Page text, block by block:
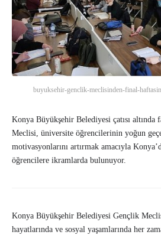
buyuksehir-genclik-meclisinden-final-
Konya Büyükşehir Belediyesi çatısı
Meclisi, üniversite öğrencilerinin yoğun
motivasyonlarını artırmak amacıyla
öğrencilere ikramlarda bulunuyor.
Konya Büyükşehir Belediyesi Gençlik
hayatlarında ve sosyal yaşamlarında her